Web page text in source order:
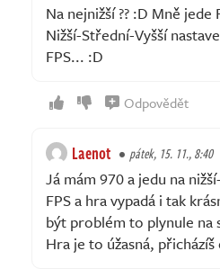
Na nejnižší ?? :D Mně jede
Nižší-Střední-Vyšší
FPS... :D
Odpovědět
Laenot pátek, 15. 11., 8:40
Já mám 970 a jedu na
FPS a hra vypadá i tak
být problém to plynule na
Hra je to úžasná,